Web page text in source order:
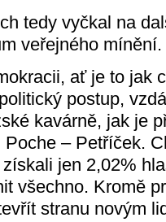
tedy vyčkal na
veřejného mínění.
ať je to jak
postup,
kavárně, jak je
– Petříček.
jen 2,02%
všechno. Kromě
stranu novým